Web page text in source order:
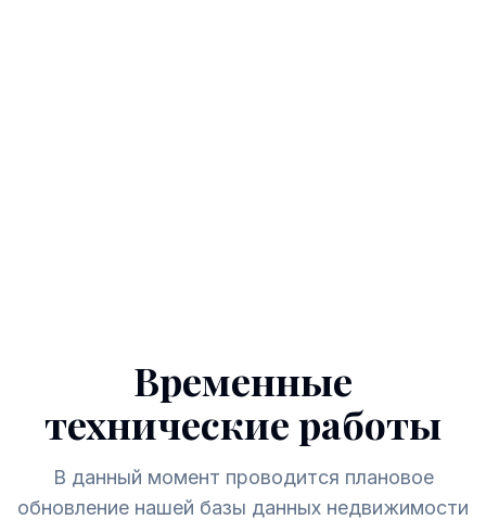
Временные
технические работы
В данный момент проводится плановое
обновление нашей базы данных недвижимости